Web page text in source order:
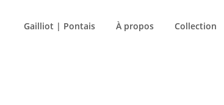
Gailliot | Pontais À propos Collection